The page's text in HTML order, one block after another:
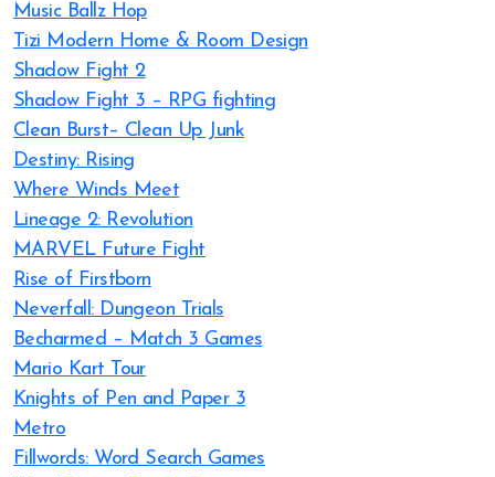
Music Ballz Hop
Tizi Modern Home & Room Design
Shadow Fight 2
Shadow Fight 3 – RPG fighting
Clean Burst– Clean Up Junk
Destiny: Rising
Where Winds Meet
Lineage 2: Revolution
MARVEL Future Fight
Rise of Firstborn
Neverfall: Dungeon Trials
Becharmed – Match 3 Games
Mario Kart Tour
Knights of Pen and Paper 3
Metro
Fillwords: Word Search Games